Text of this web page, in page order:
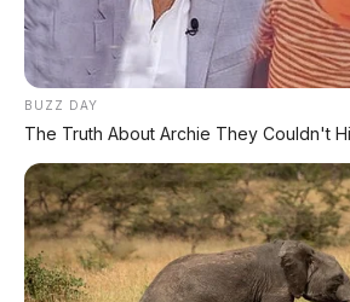
#Hongqi #FAW #HongqiH5
#SedanMewah #PHEV #Hybrid
#TotalRange1600km
#MobilChina
© 2026 AP Motor – Portal
Sumber: FAW Hongqi, Beijing Auto
BUZZ DAY
The Truth About Archie They Couldn't